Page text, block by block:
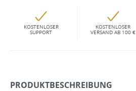
KOSTENLOSER
SUPPORT
KOSTENLOSER
VERSAND AB 100 €
PRODUKTBESCHREIBUNG